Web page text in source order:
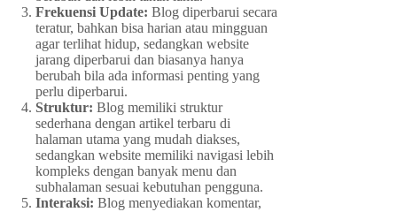
Frekuensi Update: Blog diperbarui secara
teratur, bahkan bisa harian atau mingguan
agar terlihat hidup, sedangkan website
jarang diperbarui dan biasanya hanya
berubah bila ada informasi penting yang
perlu diperbarui.
Struktur: Blog memiliki struktur
sederhana dengan artikel terbaru di
halaman utama yang mudah diakses,
sedangkan website memiliki navigasi lebih
kompleks dengan banyak menu dan
subhalaman sesuai kebutuhan pengguna.
Interaksi: Blog menyediakan komentar,